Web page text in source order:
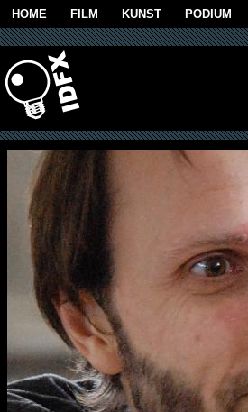
Overslaan en naar de algemene inhoud gaan
HOME FILM KUNST PODIUM